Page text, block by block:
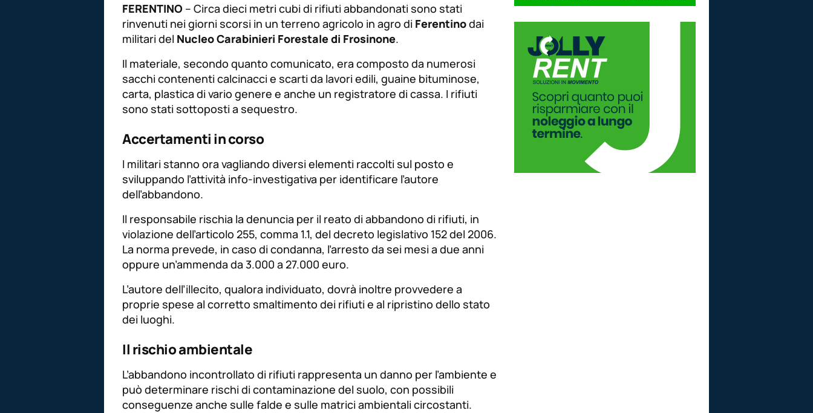
FERENTINO – Circa dieci metri cubi di rifiuti abbandonati sono stati
rinvenuti nei giorni scorsi in un terreno agricolo in agro di Ferentinodai
militari del Nucleo Carabinieri Forestale di Frosinone.
Il materiale, secondo quanto comunicato, era composto da numerosi
sacchi contenenti calcinacci e scarti da lavori edili, guaine bituminose,
carta, plastica di vario genere e anche un registratore di cassa. I rifiuti
sono stati sottoposti a sequestro.
Accertamenti in corso
I militari stanno ora vagliando diversi elementi raccolti sul posto e
sviluppando l’attività info-investigativa per identificare l’autore
dell’abbandono.
Il responsabile rischia la denuncia per il reato di abbandono di rifiuti, in
violazione dell’articolo 255, comma 1.1, del decreto legislativo 152 del 2006.
La norma prevede, in caso di condanna, l’arresto da sei mesi a due anni
oppure un’ammenda da 3.000 a 27.000 euro.
L’autore dell’illecito, qualora individuato, dovrà inoltre provvedere a
proprie spese al corretto smaltimento dei rifiuti e al ripristino dello stato
dei luoghi.
Il rischio ambientale
L’abbandono incontrollato di rifiuti rappresenta un danno per l’ambiente e
può determinare rischi di contaminazione del suolo, con possibili
conseguenze anche sulle falde e sulle matrici ambientali circostanti.